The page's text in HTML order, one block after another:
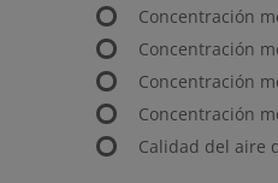
Concentración
Concentración
Concentración
Concentración
Calidad del aire